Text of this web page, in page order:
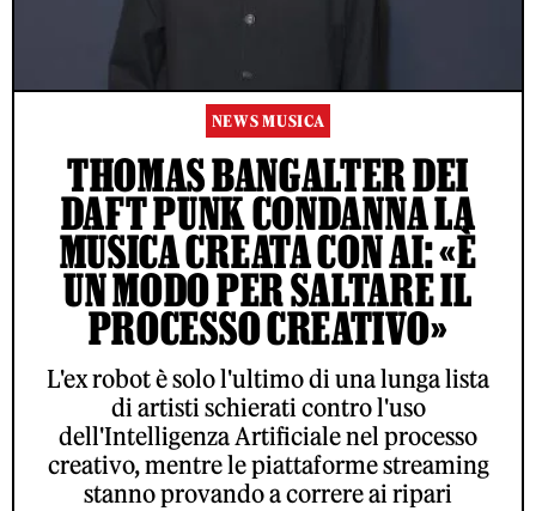
NEWS MUSICA
THOMAS BANGALTER DEI
DAFT PUNK CONDANNA LA
MUSICA CREATA CON AI: «È
UN MODO PER SALTARE IL
PROCESSO CREATIVO»
L'ex robot è solo l'ultimo di una lunga lista
di artisti schierati contro l'uso
dell'Intelligenza Artificiale nel processo
creativo, mentre le piattaforme streaming
stanno provando a correre ai ripari